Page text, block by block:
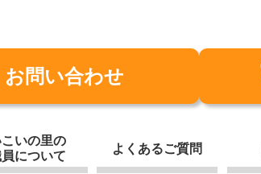
お問い合わせ
いの里の
について
よくあるご質問